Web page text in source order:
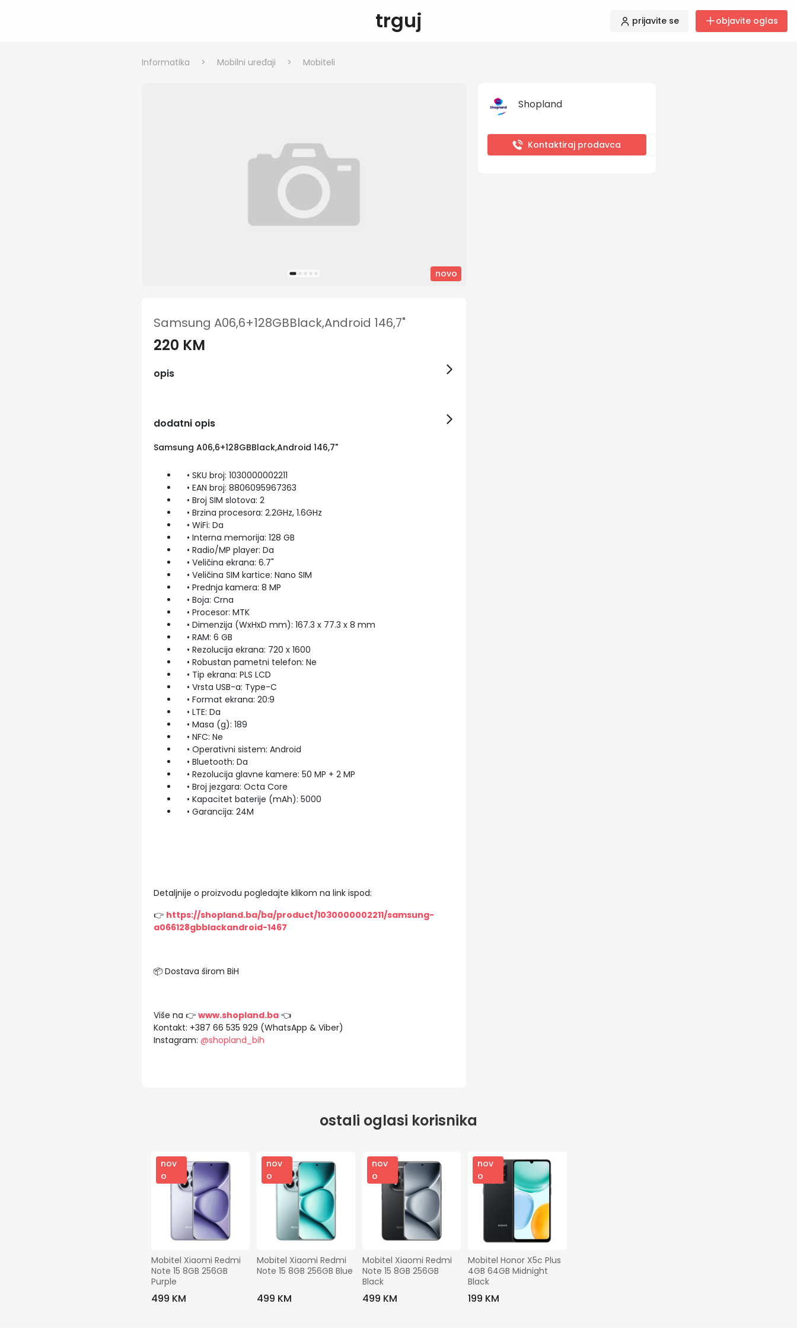
trguj prijavite se objavite oglas
Informatika > Mobilni uređaji > Mobiteli
novo
Samsung A06,6+128GBBlack,Android 146,7"
220 KM
opis
dodatni opis
Samsung A06,6+128GBBlack,Android 146,7"
• SKU broj: 1030000002211
• EAN broj: 8806095967363
• Broj SIM slotova: 2
• Brzina procesora: 2.2GHz, 1.6GHz
• WiFi: Da
• Interna memorija: 128 GB
• Radio/MP player: Da
• Veličina ekrana: 6.7"
• Veličina SIM kartice: Nano SIM
• Prednja kamera: 8 MP
• Boja: Crna
• Procesor: MTK
• Dimenzija (WxHxD mm): 167.3 x 77.3 x 8 mm
• RAM: 6 GB
• Rezolucija ekrana: 720 x 1600
• Robustan pametni telefon: Ne
• Tip ekrana: PLS LCD
• Vrsta USB-a: Type-C
• Format ekrana: 20:9
• LTE: Da
• Masa (g): 189
• NFC: Ne
• Operativni sistem: Android
• Bluetooth: Da
• Rezolucija glavne kamere: 50 MP + 2 MP
• Broj jezgara: Octa Core
• Kapacitet baterije (mAh): 5000
• Garancija: 24M
Detaljnije o proizvodu pogledajte klikom na link ispod:
👉 https://shopland.ba/ba/product/1030000002211/samsung-
a066128gbblackandroid-1467
📦 Dostava širom BiH
Više na 👉 www.shopland.ba👈
Kontakt: +387 66 535 929 (WhatsApp & Viber)
Instagram: @shopland_bih
Shopland
Kontaktiraj prodavca
ostali oglasi korisnika
nov
o
Mobitel Xiaomi Redmi
Note 15 8GB 256GB
Purple
499 KM
nov
o
Mobitel Xiaomi Redmi
Note 15 8GB 256GB Blue
499 KM
nov
o
Mobitel Xiaomi Redmi
Note 15 8GB 256GB
Black
499 KM
nov
o
Mobitel Honor X5c Plus
4GB 64GB Midnight
Black
199 KM